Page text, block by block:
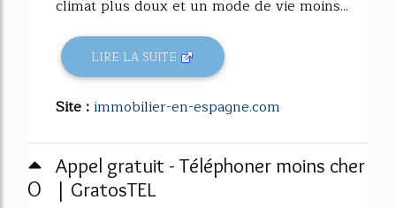
climat plus doux et un mode de vie moins...
LIRE LA SUITE
Site :immobilier-en-espagne.com
0
Appel gratuit - Téléphoner moins cher
| GratosTEL